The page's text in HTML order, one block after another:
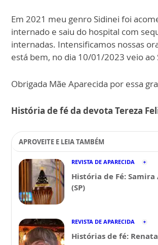
Em 2021 meu genro Sidinei foi
internado e saiu do hospital com
internadas. Intensificamos nossas
está bem, no dia 10/01/2023 veio
Obrigada Mãe Aparecida por essa
História de fé da devota Tereza
APROVEITE E LEIA TAMBÉM
REVISTA DE APARECIDA
História de Fé:
(SP)
REVISTA DE APARECIDA
Histórias de fé: